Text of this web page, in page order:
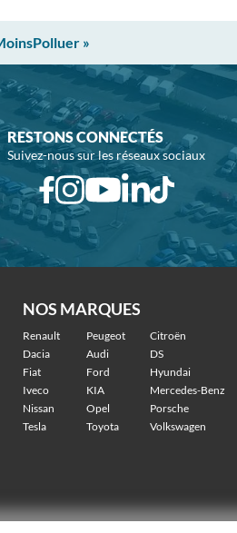
»
RESTONS CONNECTÉS
Suivez-nous sur les réseaux sociaux
NOS MARQUES
Renault Peugeot
Citroën
Dacia
Audi
DS
Fiat
Ford
Hyundai
Iveco
KIA
Mercedes-Benz
Nissan
Opel
Porsche
Tesla
Toyota Volkswagen